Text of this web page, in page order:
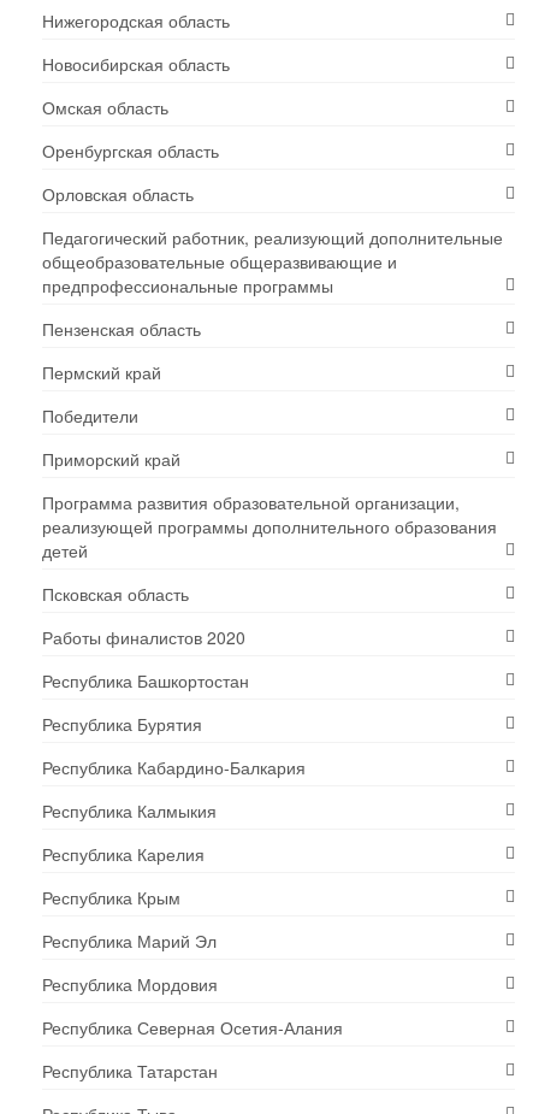
Нижегородская область
Новосибирская область
Омская область
Оренбургская область
Орловская область
Педагогический работник, реализующий дополнительные
общеобразовательные общеразвивающие и
предпрофессиональные программы
Пензенская область
Пермский край
Победители
Приморский край
Программа развития образовательной организации,
реализующей программы дополнительного образования
детей
Псковская область
Работы финалистов 2020
Республика Башкортостан
Республика Бурятия
Республика Кабардино-Балкария
Республика Калмыкия
Республика Карелия
Республика Крым
Республика Марий Эл
Республика Мордовия
Республика Северная Осетия-Алания
Республика Татарстан